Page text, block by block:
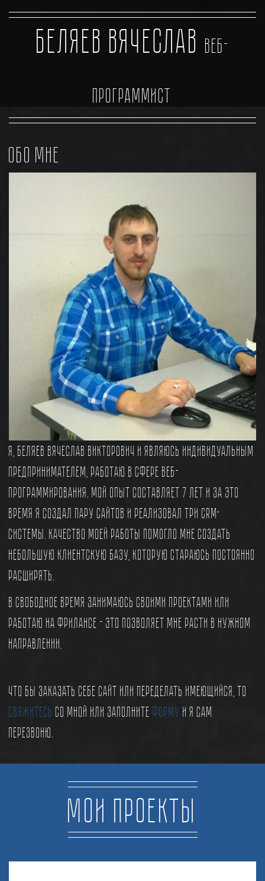
Беляев Вячеслав ВЕБ-
программист
ОБО МНЕ
Я, Беляев Вячеслав Викторович и являюсь индивидуальным
предпринимателем, работаю в сфере Веб-
программирования. Мой опыт составляет 7 лет и за это
время я создал пару сайтов и реализовал три CRM-
системы. Качество моей работы помогло мне создать
небольшую клиентскую базу, которую стараюсь постоянно
расширять.
В свободное время занимаюсь своими проектами или
работаю на фрилансе - это позволяет мне расти в нужном
направлении.
Что бы заказать себе сайт или переделать имеющийся, то
свяжитесь со мной или заполните форму и я сам
перезвоню.
Мои проекты